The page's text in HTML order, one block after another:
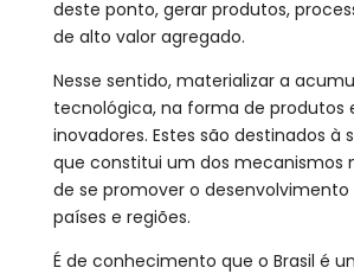
deste ponto, gerar produtos,
de alto valor agregado.
Nesse sentido, materializar a
tecnológica, na forma de produtos
inovadores. Estes são destinados à
que constitui um dos mecanismos
de se promover o
países e regiões.
É de conhecimento que o Brasil é